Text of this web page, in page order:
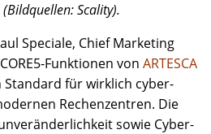
(Bildquellen: Scality).
Speciale, Chief Marketing
Funktionen von ARTESCA
für wirklich cyber-
Rechenzentren. Die
sowie Cyber-